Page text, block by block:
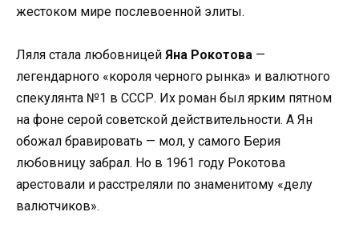
жестоком мире послевоенной элиты.
Ляля стала любовницей Яна Рокотова —
легендарного «короля черного рынка» и валютного
спекулянта №1 в СССР. Их роман был ярким пятном
на фоне серой советской действительности. А Ян
обожал бравировать — мол, у самого Берия
любовницу забрал. Но в 1961 году Рокотова
арестовали и расстреляли по знаменитому «делу
валютчиков».